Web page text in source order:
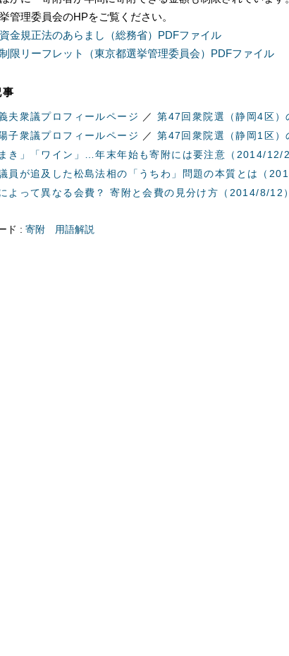
管理委員会のHPをご覧ください。
金規正法のあらまし（総務省）PDFファイル
限リーフレット（東京都選挙管理委員会）PDFファイル
事
夫衆議プロフィールページ ／第47回衆院選（静岡4区）
子衆議プロフィールページ
／第47回衆院選（静岡1区）
まき」「ワイン」…年末年始も寄附には要注意（2014/12/
員が追及した松島法相の「うちわ」問題の本質とは（
よって異なる会費？ 寄附と会費の見分け方（2014/8/12）
ド : 寄附 用語解説